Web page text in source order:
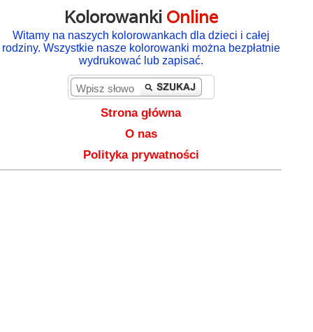
Kolorowanki Online
Witamy na naszych kolorowankach dla dzieci i całej
rodziny. Wszystkie nasze kolorowanki można bezpłatnie
wydrukować lub zapisać.
Strona główna
O nas
Polityka prywatności